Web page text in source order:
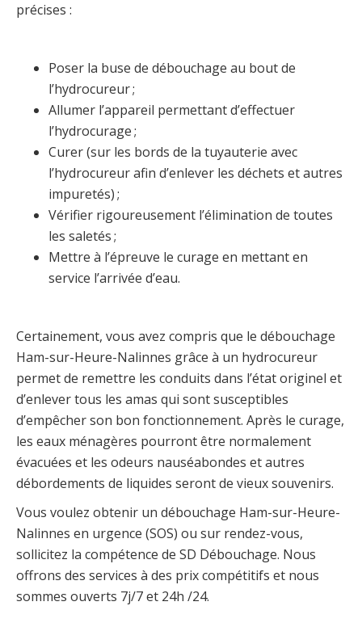
précises :
Poser la buse de débouchage au bout de
l’hydrocureur ;
Allumer l’appareil permettant d’effectuer
l’hydrocurage ;
Curer (sur les bords de la tuyauterie avec
l’hydrocureur afin d’enlever les déchets et autres
impuretés) ;
Vérifier rigoureusement l’élimination de toutes
les saletés ;
Mettre à l’épreuve le curage en mettant en
service l’arrivée d’eau.
Certainement, vous avez compris que le débouchage
Ham-sur-Heure-Nalinnes grâce à un hydrocureur
permet de remettre les conduits dans l’état originel et
d’enlever tous les amas qui sont susceptibles
d’empêcher son bon fonctionnement. Après le curage,
les eaux ménagères pourront être normalement
évacuées et les odeurs nauséabondes et autres
débordements de liquides seront de vieux souvenirs.
Vous voulez obtenir un débouchage Ham-sur-Heure-
Nalinnes en urgence (SOS) ou sur rendez-vous,
sollicitez la compétence de SD Débouchage. Nous
offrons des services à des prix compétitifs et nous
sommes ouverts 7j/7 et 24h /24.